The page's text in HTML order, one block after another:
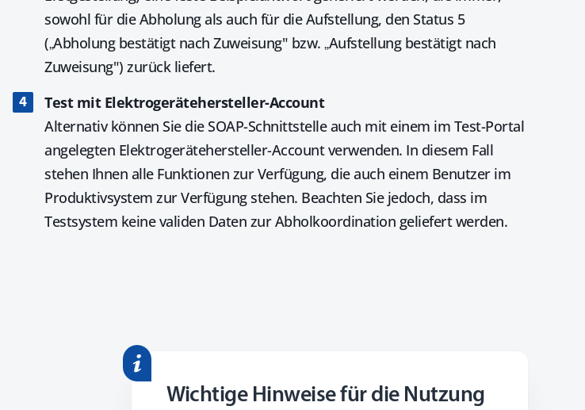
sowohl für die Abholung als auch für die Aufstellung, den Status 5
(„Abholung bestätigt nach Zuweisung" bzw. „Aufstellung bestätigt nach
Zuweisung") zurück liefert.
Test mit Elektrogerätehersteller-Account
Alternativ können Sie die SOAP-Schnittstelle auch mit einem im Test-Portal
angelegten Elektrogerätehersteller-Account verwenden. In diesem Fall
stehen Ihnen alle Funktionen zur Verfügung, die auch einem Benutzer im
Produktivsystem zur Verfügung stehen. Beachten Sie jedoch, dass im
Testsystem keine validen Daten zur Abholkoordination geliefert werden.
Wichtige Hinweise für die Nutzung